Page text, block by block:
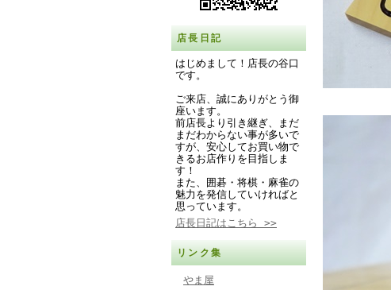
店長日記
はじめまして！店長の谷口
です。
ご来店、誠にありがとう御
座います。
前店長より引き継ぎ、まだ
まだわからない事が多いで
すが、安心してお買い物で
きるお店作りを目指しま
す！
また、囲碁・将棋・麻雀の
魅力を発信していければと
思っています。
店長日記はこちら >>
リンク集
やま屋